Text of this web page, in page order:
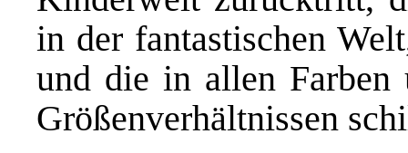
in der fantastischen
und die in allen Farben
Größenverhältnissen